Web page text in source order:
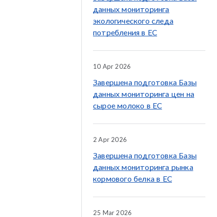
данных мониторинга
экологического следа
потребления в ЕС
10 Apr 2026
Завершена подготовка Базы
данных мониторинга цен на
сырое молоко в ЕС
2 Apr 2026
Завершена подготовка Базы
данных мониторинга рынка
кормового белка в ЕС
25 Mar 2026